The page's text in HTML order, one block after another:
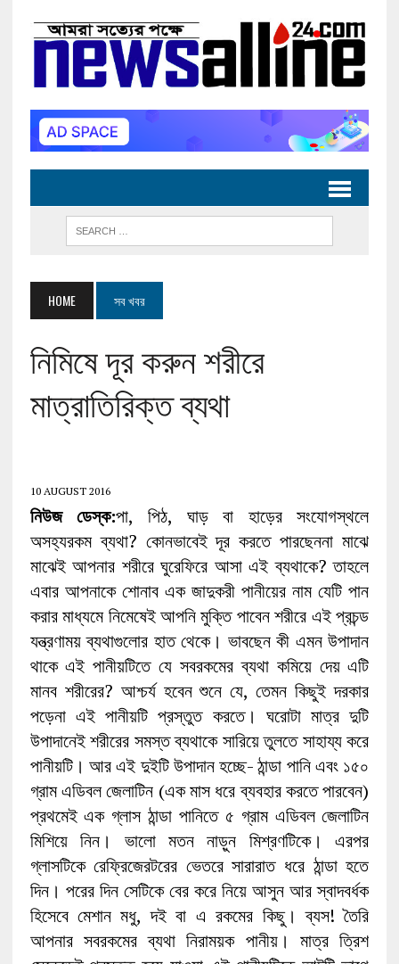
HOME সব খবর
নিমিষে দূর করুন শরীরে
মাত্রাতিরিক্ত ব্যথা
10 AUGUST 2016
নিউজ ডেস্ক:পা, পিঠ, ঘাড় বা হাড়ের সংযোগস্থলে
অসহ্যরকম ব্যথা? কোনভাবেই দূর করতে পারছেননা মাঝে
মাঝেই আপনার শরীরে ঘুরেফিরে আসা এই ব্যথাকে? তাহলে
এবার আপনাকে শোনাব এক জাদুকরী পানীয়ের নাম যেটি পান
করার মাধ্যমে নিমেষেই আপনি মুক্তি পাবেন শরীরে এই প্রচন্ড
যন্ত্রণাময় ব্যথাগুলোর হাত থেকে। ভাবছেন কী এমন উপাদান
থাকে এই পানীয়টিতে যে সবরকমের ব্যথা কমিয়ে দেয় এটি
মানব শরীরের? আশ্চর্য হবেন শুনে যে, তেমন কিছুই দরকার
পড়েনা এই পানীয়টি প্রস্তুত করতে। ঘরোটা মাত্র দুটি
উপাদানেই শরীরের সমস্ত ব্যথাকে সারিয়ে তুলতে সাহায্য করে
পানীয়টি। আর এই দুইটি উপাদান হচ্ছে- ঠান্ডা পানি এবং ১৫০
গ্রাম এডিবল জেলাটিন (এক মাস ধরে ব্যবহার করতে পারবেন)
প্রথমেই এক গ্লাস ঠান্ডা পানিতে ৫ গ্রাম এডিবল জেলাটিন
মিশিয়ে নিন। ভালো মতন নাড়ুন মিশ্রণটিকে। এরপর
গ্লাসটিকে রেফ্রিজেরটরের ভেতরে সারারাত ধরে ঠান্ডা হতে
দিন। পরের দিন সেটিকে বের করে নিয়ে আসুন আর স্বাদবর্ধক
হিসেবে মেশান মধু, দই বা এ রকমের কিছু। ব্যস! তৈরি
আপনার সবরকমের ব্যথা নিরাময়ক পানীয়। মাত্র ত্রিশ